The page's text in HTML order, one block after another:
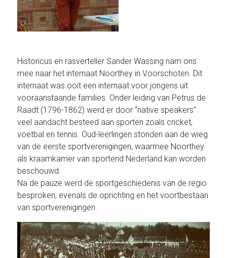
Historicus en rasverteller Sander Wassing nam ons
mee naar het internaat Noorthey in Voorschoten. Dit
internaat was ooit een internaat voor jongens uit
vooraanstaande families. Onder leiding van Petrus de
Raadt (1796-1862) werd er door “native speakers”
veel aandacht besteed aan sporten zoals cricket,
voetbal en tennis. Oud-leerlingen stonden aan de wieg
van de eerste sportverenigingen, waarmee Noorthey
als kraamkamer van sportend Nederland kan worden
beschouwd.
Na de pauze werd de sportgeschiedenis van de regio
besproken, evenals de oprichting en het voortbestaan
van sportverenigingen.